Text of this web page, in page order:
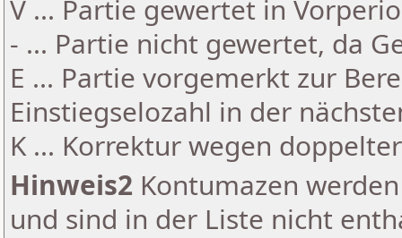
V ... Partie gewertet in
- ... Partie nicht gewertet, da
E ... Partie vorgemerkt zur
Einstiegselozahl in der
K ... Korrektur wegen
Hinweis2 Kontumazen
und sind in der Liste nicht